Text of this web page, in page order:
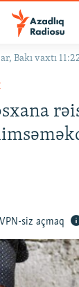
Bakı vaxtı
VPN-siz açmaq